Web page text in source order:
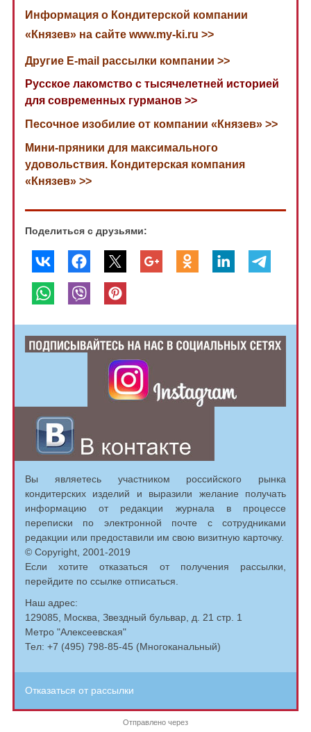
Информация о Кондитерской компании
«Князев» на сайте www.my-ki.ru >>
Другие E-mail рассылки компании >>
Русское лакомство с тысячелетней историей
для современных гурманов >>
Песочное изобилие от компании «Князев» >>
Мини-пряники для максимального
удовольствия. Кондитерская компания
«Князев» >>
Поделиться с друзьями:
Вы являетесь участником российского рынка
кондитерских изделий и выразили желание получать
информацию от редакции журнала в процессе
переписки по электронной почте с сотрудниками
редакции или предоставили им свою визитную карточку.
© Copyright, 2001-2019
Если хотите отказаться от получения рассылки,
перейдите по ссылке отписаться.
Наш адрес:
129085, Москва, Звездный бульвар, д. 21 стр. 1
Метро "Алексеевская"
Тел: +7 (495) 798-85-45 (Многоканальный)
Отказаться от рассылки
Отправлено через